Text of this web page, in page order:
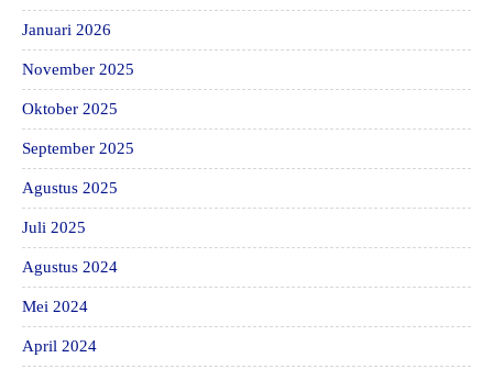
Januari 2026
November 2025
Oktober 2025
September 2025
Agustus 2025
Juli 2025
Agustus 2024
Mei 2024
April 2024